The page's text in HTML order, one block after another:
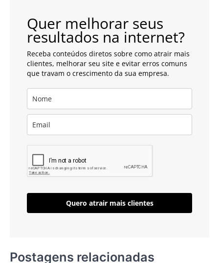
Quer melhorar seus
resultados na internet?
Receba conteúdos diretos sobre como atrair mais
clientes, melhorar seu site e evitar erros comuns
que travam o crescimento da sua empresa.
Quero atrair mais clientes
Postagens relacionadas